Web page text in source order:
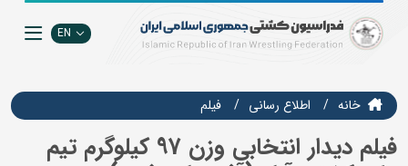
EN
خانه اطلاع رسانی فيلم
فیلم دیدار انتخابی وزن 97 کیلوگرم تیم